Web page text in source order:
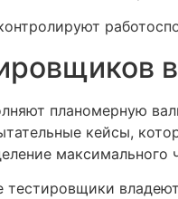
планомерную
кейсы,
максимального
тестировщики